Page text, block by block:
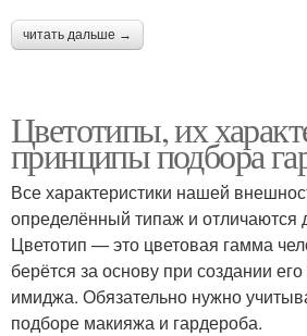
читать дальше →
Цветотипы, их
принципы подбора
Все характеристики нашей
определённый типаж и отличаются
Цветотип — это цветовая гамма
берётся за основу при создании
имиджа. Обязательно нужно
подборе макияжа и гардероба.